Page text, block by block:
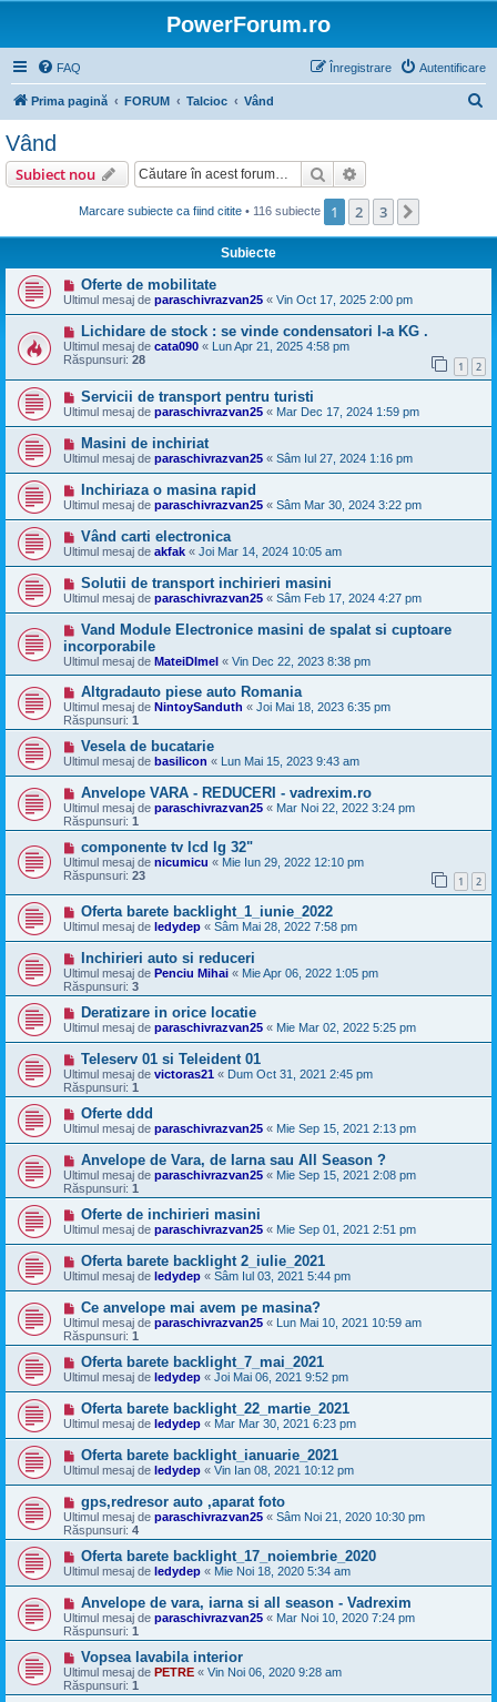
PowerForum.ro
FAQ Autentificare
Înregistrare
Prima pagină FORUM Talcioc Vând
Vând
Subiect nou Căutare
Marcare subiecte ca fiind citite• 116 subiecte 1 2 3
Subiecte
Oferte de mobilitate
Ultimul mesaj de paraschivrazvan25 « Vin Oct 17, 2025 2:00 pm
Lichidare de stock : se vinde condensatori l-a KG .
Ultimul mesaj de cata090 « Lun Apr 21, 2025 4:58 pm
Răspunsuri: 28 1 2
Servicii de transport pentru turisti
Ultimul mesaj de paraschivrazvan25 « Mar Dec 17, 2024 1:59 pm
Masini de inchiriat
Ultimul mesaj de paraschivrazvan25 « Sâm Iul 27, 2024 1:16 pm
Inchiriaza o masina rapid
Ultimul mesaj de paraschivrazvan25 « Sâm Mar 30, 2024 3:22 pm
Vând carti electronica
Ultimul mesaj de akfak « Joi Mar 14, 2024 10:05 am
Solutii de transport inchirieri masini
Ultimul mesaj de paraschivrazvan25 « Sâm Feb 17, 2024 4:27 pm
Vand Module Electronice masini de spalat si cuptoare
incorporabile
Ultimul mesaj de MateiDImel « Vin Dec 22, 2023 8:38 pm
Altgradauto piese auto Romania
Ultimul mesaj de NintoySanduth « Joi Mai 18, 2023 6:35 pm
Răspunsuri: 1
Vesela de bucatarie
Ultimul mesaj de basilicon « Lun Mai 15, 2023 9:43 am
Anvelope VARA - REDUCERI - vadrexim.ro
Ultimul mesaj de paraschivrazvan25 « Mar Noi 22, 2022 3:24 pm
Răspunsuri: 1
componente tv lcd lg 32"
Ultimul mesaj de nicumicu « Mie Iun 29, 2022 12:10 pm
Răspunsuri: 23 1 2
Oferta barete backlight_1_iunie_2022
Ultimul mesaj de ledydep « Sâm Mai 28, 2022 7:58 pm
Inchirieri auto si reduceri
Ultimul mesaj de Penciu Mihai « Mie Apr 06, 2022 1:05 pm
Răspunsuri: 3
Deratizare in orice locatie
Ultimul mesaj de paraschivrazvan25 « Mie Mar 02, 2022 5:25 pm
Teleserv 01 si Teleident 01
Ultimul mesaj de victoras21 « Dum Oct 31, 2021 2:45 pm
Răspunsuri: 1
Oferte ddd
Ultimul mesaj de paraschivrazvan25 « Mie Sep 15, 2021 2:13 pm
Anvelope de Vara, de Iarna sau All Season ?
Ultimul mesaj de paraschivrazvan25 « Mie Sep 15, 2021 2:08 pm
Răspunsuri: 1
Oferte de inchirieri masini
Ultimul mesaj de paraschivrazvan25 « Mie Sep 01, 2021 2:51 pm
Oferta barete backlight 2_iulie_2021
Ultimul mesaj de ledydep « Sâm Iul 03, 2021 5:44 pm
Ce anvelope mai avem pe masina?
Ultimul mesaj de paraschivrazvan25 «
Lun Mai 10, 2021 10:59 am
Răspunsuri: 1
Oferta barete backlight_7_mai_2021
Ultimul mesaj de ledydep « Joi Mai 06, 2021 9:52 pm
Oferta barete backlight_22_martie_2021
Ultimul mesaj de ledydep « Mar Mar 30, 2021 6:23 pm
Oferta barete backlight_ianuarie_2021
Ultimul mesaj de ledydep « Vin Ian 08, 2021 10:12 pm
gps,redresor auto ,aparat foto
Ultimul mesaj de paraschivrazvan25 « Sâm Noi 21, 2020 10:30 pm
Răspunsuri: 4
Oferta barete backlight_17_noiembrie_2020
Ultimul mesaj de ledydep « Mie Noi 18, 2020 5:34 am
Anvelope de vara, iarna si all season - Vadrexim
Ultimul mesaj de paraschivrazvan25 « Mar Noi 10, 2020 7:24 pm
Răspunsuri: 1
Vopsea lavabila interior
Ultimul mesaj de PETRE « Vin Noi 06, 2020 9:28 am
Răspunsuri: 1